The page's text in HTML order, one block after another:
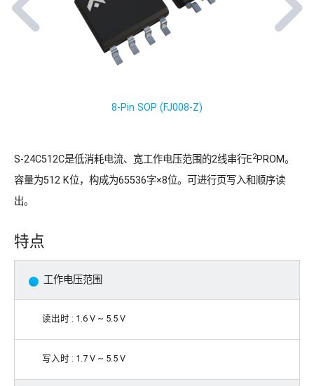
8-Pin SOP (FJ008-Z)
S-24C512C是低消耗电流、宽工作电压范围的2线串行E2PROM。
容量为512 K位，构成为65536字×8位。可进行页写入和顺序读
出。
特点
工作电压范围
读出时 : 1.6 V ~ 5.5 V
写入时 : 1.7 V ~ 5.5 V